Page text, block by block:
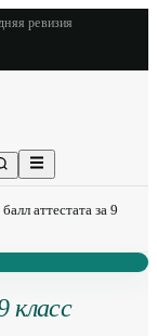
ревизия
аттестата за 9
класс